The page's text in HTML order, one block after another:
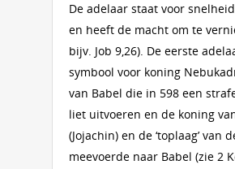
De adelaar staat voor
en heeft de macht om te
bijv. Job 9,26). De eerste
symbool voor koning
van Babel die in 598 een
liet uitvoeren en de koning
(Jojachin) en de ‘toplaag’ van
meevoerde naar Babel (zie 2